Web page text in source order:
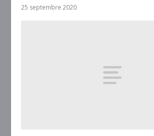
25 septembre 2020